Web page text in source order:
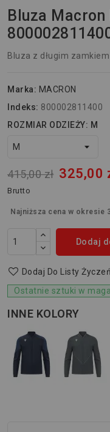
Bluza
Bluza z długim
Marka: MACRON
Indeks: 800002811400
ROZMIAR ODZIEŻY: M
415,00 zł 325,00
Brutto
Najniższa cena w okresie
Dodaj
Dodaj Do Listy Życzeń
Ostatnie sztuki w
INNE KOLORY